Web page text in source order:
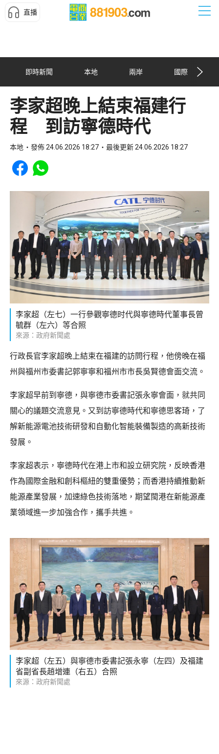
直播
即時新聞 本地 兩岸 國際
李家超晚上結束福建行
程 到訪寧德時代
本地 發佈 24.06.2026 18:27 最後更新 24.06.2026 18:27
Share to Facebook
Share to WhatsApp
李家超（左七）一行參觀寧德时代與寧德時代董事長曾
毓群（左六）等合照
來源：政府新聞處
行政長官李家超晚上結束在福建的訪問行程，他傍晚在福
州與福州市委書記郭寧寧和福州市市長吳賢德會面交流。
李家超早前到寧德，與寧德市委書記張永寧會面，就共同
關心的議題交流意見。又到訪寧德時代和寧德思客琦，了
解新能源電池技術研發和自動化智能裝備製造的高新技術
發展。
李家超表示，寧德時代在港上市和設立研究院，反映香港
作為國際金融和創科樞紐的雙重優勢；而香港持續推動新
能源產業發展，加速綠色技術落地，期望閩港在新能源產
業領域進一步加強合作，攜手共進。
李家超（左五）與寧德市委書記張永寧（左四）及福建
省副省長趙增連（右五）合照
來源：政府新聞處